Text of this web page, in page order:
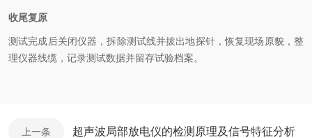
收尾复原
测试完成后关闭仪器，拆除测试线并拔出地探针，恢复现场原貌，整
理仪器线缆，记录测试数据并留存试验档案。
上一条 超声波局部放电仪的检测原理及信号特征分析